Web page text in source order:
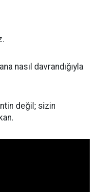
nasıl davrandığıyla
değil; sizin